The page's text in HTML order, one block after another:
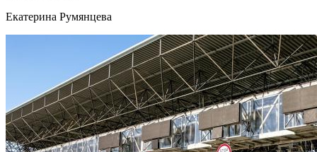
Екатерина Румянцева